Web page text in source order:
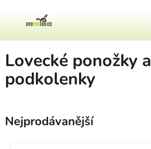
Domů
Lovecké ponožky a
podkolenky
Nejprodávanější